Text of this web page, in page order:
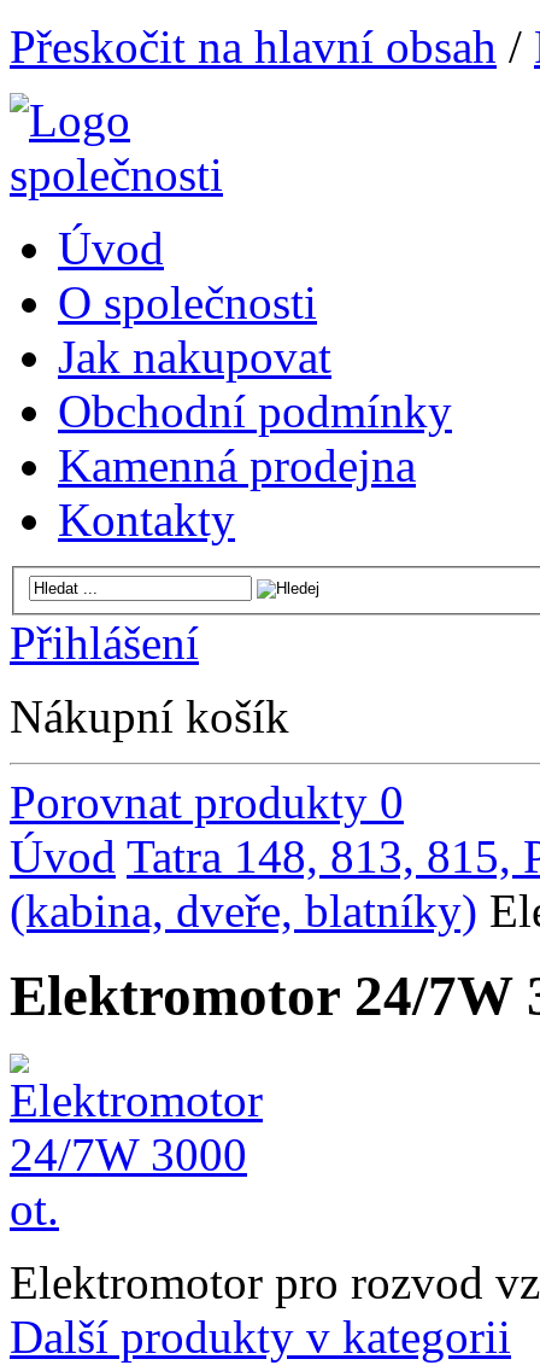
Přeskočit na hlavní obsah /
Úvod
O společnosti
Jak nakupovat
Obchodní podmínky
Kamenná prodejna
Kontakty
Přihlášení
Nákupní košík
Porovnat produkty 0
Úvod Tatra 148, 813, 815,
(kabina, dveře, blatníky)
Elektromotor 24/7W
Elektromotor pro rozvod
Další produkty v kategorii